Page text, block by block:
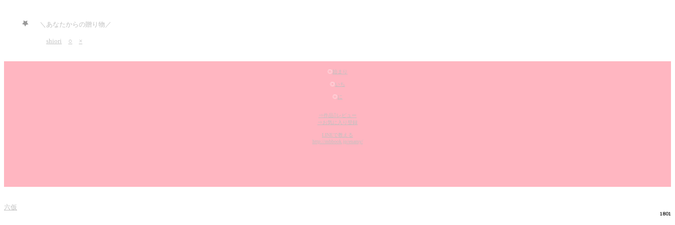
＼あなたからの贈り物／
shiori ○ ×
◎始まり
◎いち
◎に
⇒作品レビュー
⇒お気に入り登録
LINEで教える
http://mbbook.jp/enamy/
六仮